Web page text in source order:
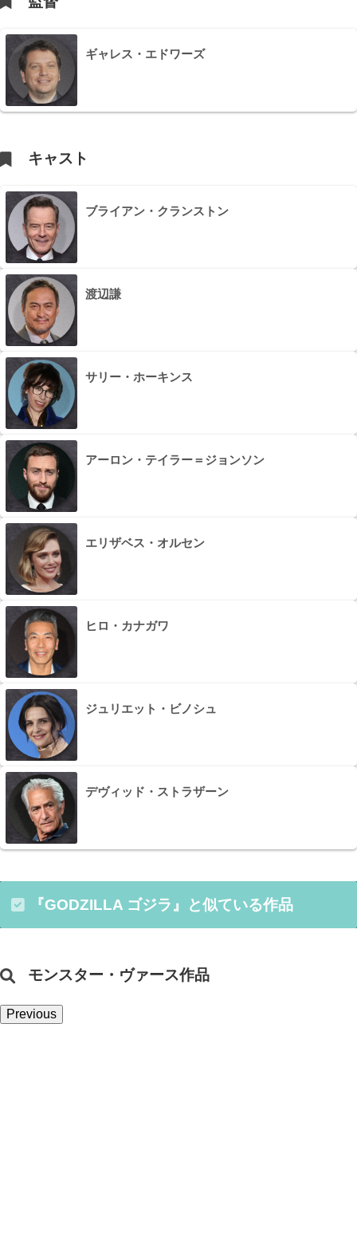
ギャレス・エドワーズ
キャスト
ブライアン・クランストン
渡辺謙
サリー・ホーキンス
アーロン・テイラー＝ジョンソン
エリザベス・オルセン
ヒロ・カナガワ
ジュリエット・ビノシュ
デヴィッド・ストラザーン
『GODZILLA ゴジラ』と似ている作品
モンスター・ヴァース作品
Previous